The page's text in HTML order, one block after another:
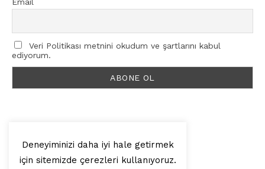
Veri Politikası metnini okudum ve şartlarını kabul
ediyorum.
© 2025, Artilop
Deneyiminizi daha iyi hale getirmek
için sitemizde çerezleri kullanıyoruz.